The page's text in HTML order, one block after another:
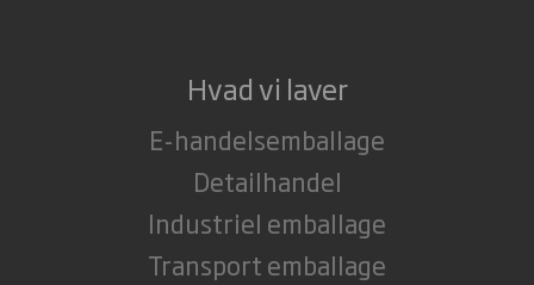
Hvad vi laver
E-handelsemballage
Detailhandel
Industriel emballage
Transport emballage